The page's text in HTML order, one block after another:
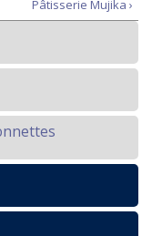
Pâtisserie Mujika ›